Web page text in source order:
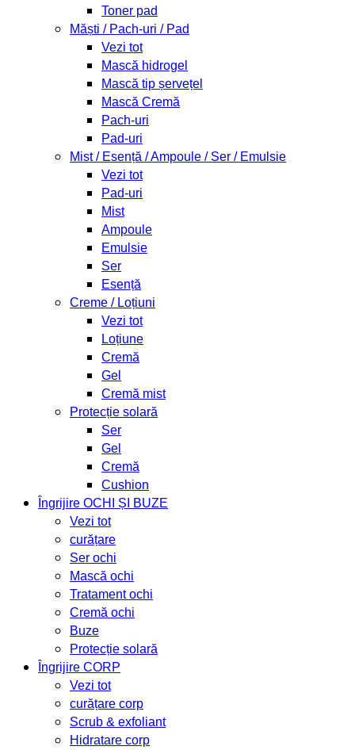
Toner pad
Măști / Pach-uri / Pad
Vezi tot
Mască hidrogel
Mască tip șervețel
Mască Cremă
Pach-uri
Pad-uri
Mist / Esență / Ampoule / Ser / Emulsie
Vezi tot
Pad-uri
Mist
Ampoule
Emulsie
Ser
Esență
Creme / Loțiuni
Vezi tot
Loțiune
Cremă
Gel
Cremă mist
Protecție solară
Ser
Gel
Cremă
Cushion
Îngrijire OCHI ȘI BUZE
Vezi tot
curățare
Ser ochi
Mască ochi
Tratament ochi
Cremă ochi
Buze
Protecție solară
Îngrijire CORP
Vezi tot
curățare corp
Scrub & exfoliant
Hidratare corp